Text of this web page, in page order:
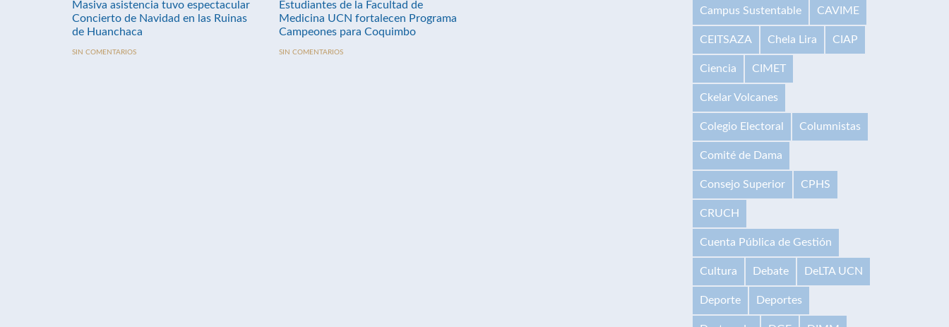
Masiva asistencia tuvo espectacular
Concierto de Navidad en las Ruinas
de Huanchaca
SIN COMENTARIOS
Estudiantes de la Facultad de
Medicina UCN fortalecen Programa
Campeones para Coquimbo
SIN COMENTARIOS
Campus Sustentable CAVIME
CEITSAZA Chela Lira CIAP
Ciencia CIMET
Ckelar Volcanes
Colegio Electoral Columnistas
Comité de Dama
Consejo Superior CPHS
CRUCH
Cuenta Pública de Gestión
Cultura Debate DeLTA UCN
Deporte Deportes